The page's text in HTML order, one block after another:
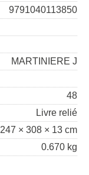
9791040113850
MARTINIERE J
48
Livre relié
247 × 308 × 13 cm
0.670 kg